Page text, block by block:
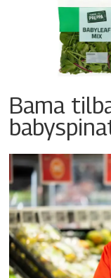
Bama